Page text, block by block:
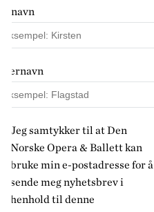
Fornavn
Etternavn
Jeg samtykker til at Den
Norske Opera & Ballett kan
bruke min e-postadresse for å
sende meg nyhetsbrev i
henhold til denne